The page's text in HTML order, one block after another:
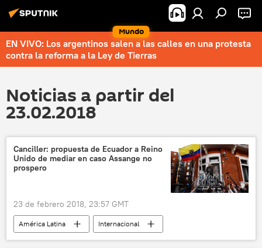
Mundo
EN VIVO: Los argentinos salen a las calles en una protesta
contra la reforma a la Ley de Tierras
Noticias a partir del
23.02.2018
Canciller: propuesta de Ecuador a Reino
Unido de mediar en caso Assange no
prospero
23 de febrero 2018, 23:57 GMT
América Latina
Internacional
Reino Unido
Ecuador